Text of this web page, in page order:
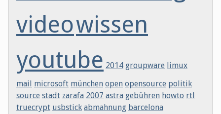
videowissen
youtube 2014 groupware limux
mail microsoft münchen open opensource politik
source stadt zarafa 2007 astra gebühren howto rtl
truecrypt usbstick abmahnung barcelona